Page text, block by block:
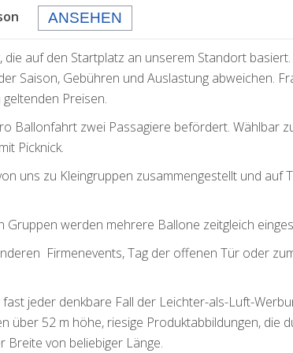
ANSEHEN
auf den Startplatz an unserem Standort basiert.
Saison, Gebühren und Auslastung abweichen.
Preisen.
Ballonfahrt zwei Passagiere befördert. Wählbar
Picknick.
uns zu Kleingruppen zusammengestellt und auf
werden mehrere Ballone zeitgleich
Firmenevents, Tag der offenen Tür oder
jeder denkbare Fall der Leichter-als-Luft-
über 52 m höhe, riesige Produktabbildungen, die
Breite von beliebiger Länge.